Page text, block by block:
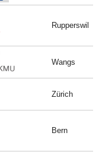
Rupperswil
Wangs
Zürich
Bern